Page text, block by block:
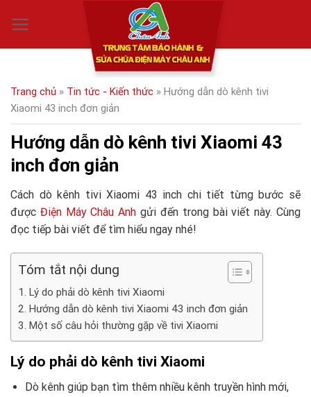
Trang chủ » Tin tức - Kiến thức » Hướng dẫn dò kênh tivi
Xiaomi 43 inch đơn giản
Hướng dẫn dò kênh tivi Xiaomi 43
inch đơn giản
Cách dò kênh tivi Xiaomi 43 inch chi tiết từng bước sẽ
được Điện Máy Châu Anh gửi đến trong bài viết này. Cùng
đọc tiếp bài viết để tìm hiểu ngay nhé!
Tóm tắt nội dung
Lý do phải dò kênh tivi Xiaomi
Hướng dẫn dò kênh tivi Xiaomi 43 inch đơn giản
Một số câu hỏi thường gặp về tivi Xiaomi
Lý do phải dò kênh tivi Xiaomi
Dò kênh giúp bạn tìm thêm nhiều kênh truyền hình mới,